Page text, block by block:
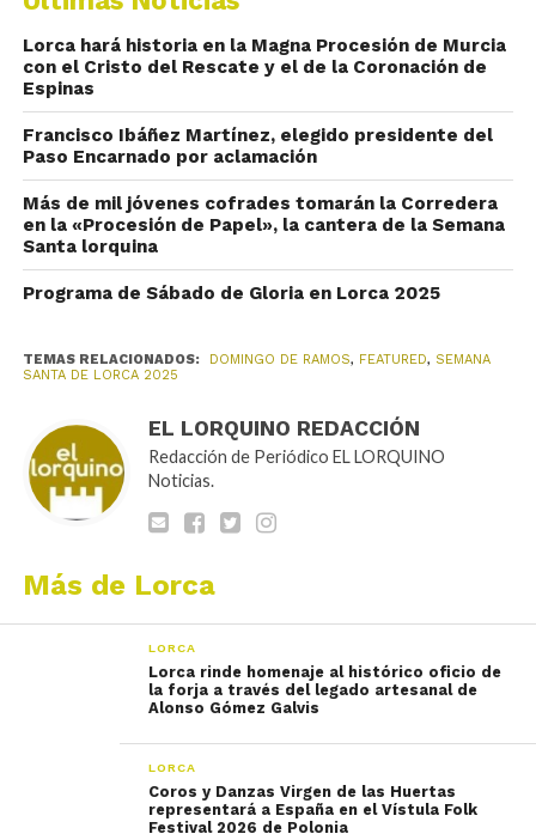
Lorca hará historia en la Magna Procesión de Murcia
con el Cristo del Rescate y el de la Coronación de
Espinas
Francisco Ibáñez Martínez, elegido presidente del
Paso Encarnado por aclamación
Más de mil jóvenes cofrades tomarán la Corredera
en la «Procesión de Papel», la cantera de la Semana
Santa lorquina
Programa de Sábado de Gloria en Lorca 2025
TEMAS RELACIONADOS: DOMINGO DE RAMOS, FEATURED, SEMANA
SANTA DE LORCA 2025
EL LORQUINO REDACCIÓN
Redacción de Periódico EL LORQUINO
Noticias.
Más de Lorca
LORCA
Lorca rinde homenaje al histórico oficio de
la forja a través del legado artesanal de
Alonso Gómez Galvis
LORCA
Coros y Danzas Virgen de las Huertas
representará a España en el Vístula Folk
Festival 2026 de Polonia